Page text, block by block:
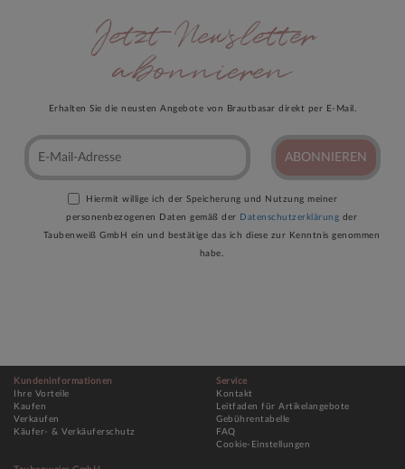
Jetzt Newsletter
abonnieren
Erhalten Sie die neusten Angebote von Brautbasar direkt per E-Mail.
ABONNIEREN
Hiermit willige ich der Speicherung und Nutzung meiner
personenbezogenen Daten gemäß der Datenschutzerklärung der
Taubenweiß GmbH ein und bestätige das ich diese zur Kenntnis genommen
habe.
Kundeninformationen
Ihre Vorteile
Kaufen
Verkaufen
Käufer- & Verkäuferschutz
Service
Kontakt
Leitfaden für Artikelangebote
Gebührentabelle
FAQ
Cookie-Einstellungen